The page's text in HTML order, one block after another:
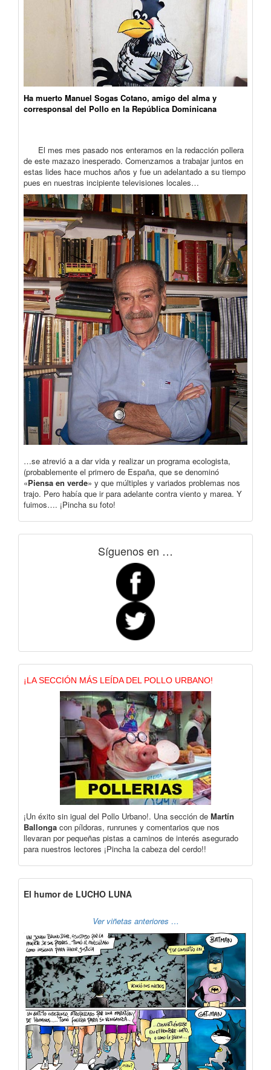
Ha muerto Manuel Sogas Cotano, amigo del alma y
corresponsal del Pollo en la República Dominicana
El mes mes pasado nos enteramos en la redacción pollera
de este mazazo inesperado. Comenzamos a trabajar juntos en
estas lides hace muchos años y fue un adelantado a su tiempo
pues en nuestras incipiente televisiones locales…
…se atrevió a a dar vida y realizar un programa ecologista,
(probablemente el primero de España, que se denominó
«Piensa en verde» y que múltiples y variados problemas nos
trajo. Pero había que ir para adelante contra viento y marea. Y
fuimos…. ¡Pincha su foto!
Síguenos en …
¡LA SECCIÓN MÁS LEÍDA DEL POLLO URBANO!
¡Un éxito sin igual del Pollo Urbano!. Una sección de Martín
Ballonga con píldoras, runrunes y comentarios que nos
llevaran por pequeñas pistas a caminos de interés asegurado
para nuestros lectores ¡Pincha la cabeza del cerdo!!
El humor de LUCHO LUNA
Ver viñetas anteriores …